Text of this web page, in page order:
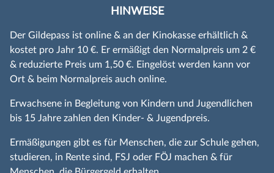
HINWEISE
Der Gildepass ist online & an der Kinokasse erhältlich &
kostet pro Jahr 10 €. Er ermäßigt den Normalpreis um 2 €
& reduzierte Preis um 1,50 €. Eingelöst werden kann vor
Ort & beim Normalpreis auch online.
Erwachsene in Begleitung von Kindern und Jugendlichen
bis 15 Jahre zahlen den Kinder- & Jugendpreis.
Ermäßigungen gibt es für Menschen, die zur Schule gehen,
studieren, in Rente sind, FSJ oder FÖJ machen & für